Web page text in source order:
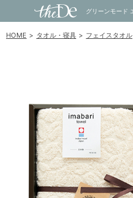
HOME タオル・寝具 フェイスタオル